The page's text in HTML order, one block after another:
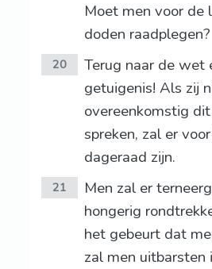
Moet men voor de
doden raadplegen?
20
Terug naar de wet
getuigenis! Als zij
overeenkomstig
spreken, zal er
dageraad zijn.
21
Men zal er
hongerig
het gebeurt dat
zal men uitbarsten